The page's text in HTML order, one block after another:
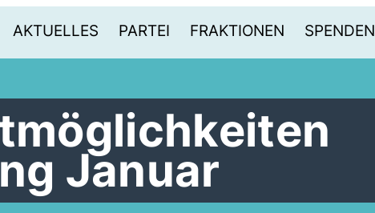
AKTUELLES PARTEI FRAKTIONEN SPENDEN
Januar